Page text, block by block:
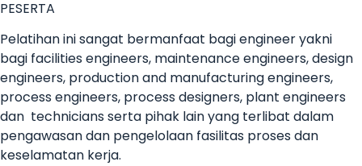
PESERTA
Pelatihan ini sangat bermanfaat bagi engineer yakni
bagi facilities engineers, maintenance engineers, design
engineers, production and manufacturing engineers,
process engineers, process designers, plant engineers
dan technicians serta pihak lain yang terlibat dalam
pengawasan dan pengelolaan fasilitas proses dan
keselamatan kerja.